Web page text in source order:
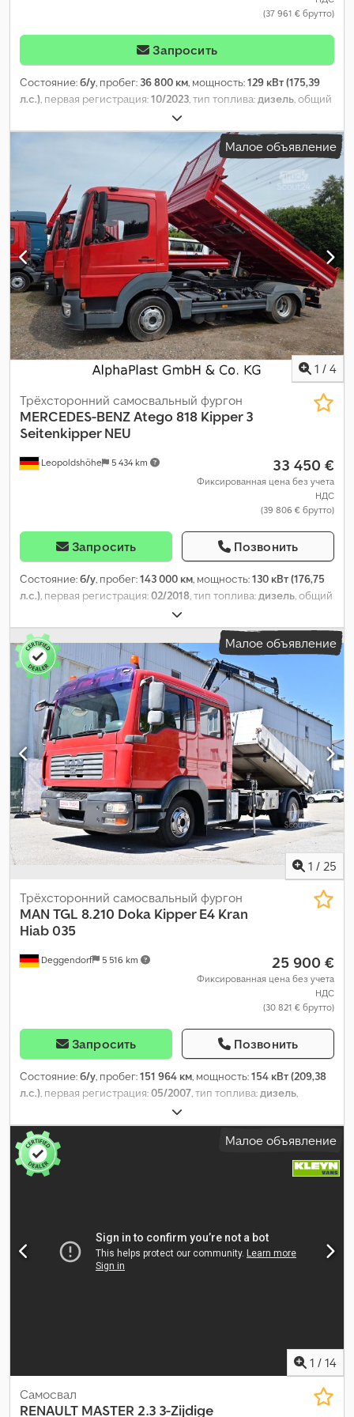
(37 961 € брутто)
Запросить
Состояние:б/у, пробег: 36 800 км, мощность:129 кВт (175,39
л.с.), первая регистрация:10/2023, тип топлива:дизель, общий
, следующая проверка (TÜV):
тип передачи:механический, класс выбросов:Евро 6,
, Оборудование: ABS, кондиционер,
Малое объявление
1 / 4
Leopoldshöhe 5 434 km
Трёхсторонний самосвальный фургон
MERCEDES-BENZAtego 818 Kipper 3
Seitenkipper NEU
33 450 €
Фиксированная цена без учета
НДС
(39 806 € брутто)
Запросить Позвонить
Состояние:б/у, пробег:143 000 км, мощность:130 кВт (176,75
л.с.), первая регистрация:02/2018, тип топлива:дизель, общий
, тип передачи:
класс выбросов:Евро 6, количество мест:3, Оборудование:
ABS, центральный замок, Малое объявление
1 / 25
Deggendorf 5 516 km
Трёхсторонний самосвальный фургон
MAN TGL 8.210 Doka Kipper E4 Kran
Hiab 035
25 900 €
Фиксированная цена без учета
НДС
(30 821 € брутто)
Запросить Позвонить
Состояние:б/у, пробег:151 964 км, мощность:154 кВт (209,38
л.с.), первая регистрация:05/2007, тип топлива:дизель,
, максимальная грузоподъёмность:
1 690 кг, общий вес:7 490 кг, конфигурация осей:4x2,
колесная база:
, следующая проверка (TÜV):12/2026,
тормоза:
, кабина
водителя:
, класс
грузового отсека:400 мм , Оборудование:ABS, блокировка
дифференциала, бортовой компьютер, гидравлика, кран,
круиз-контроль, прицепное устройство
Малое объявление
1 / 14
Самосвал
RENAULT MASTER 2.3 3-Zijdige